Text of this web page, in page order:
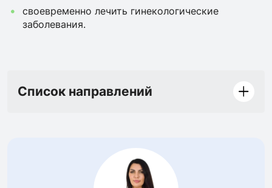
своевременно лечить гинекологические
заболевания.
Список направлений